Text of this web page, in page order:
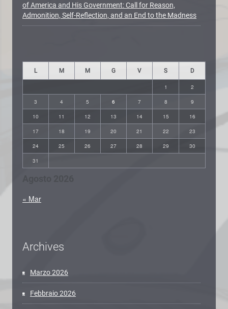
of America and His Government: Call for Reason,
Admonition, Self-Reflection, and an End to the Madness
L M M G V S D
1 2
3 4 5 6 7 8 9
10 11 12 13 14 15 16
17 18 19 20 21 22 23
24 25 26 27 28 29 30
31
« Mar
Archives
Marzo 2026
Febbraio 2026